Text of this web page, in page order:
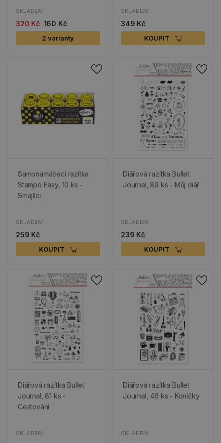
SKLADEM
320 Kč 160 Kč
2 varianty
SKLADEM
349 Kč
KOUPIT
Samonamáčecí razítka
Stampo Easy, 10 ks -
Smajlíci
SKLADEM
259 Kč
KOUPIT
Diářová razítka Bullet
Journal, 89 ks - Můj diář
SKLADEM
239 Kč
KOUPIT
Diářová razítka Bullet
Journal, 81 ks -
Cestování
SKLADEM
Diářová razítka Bullet
Journal, 46 ks - Koníčky
SKLADEM